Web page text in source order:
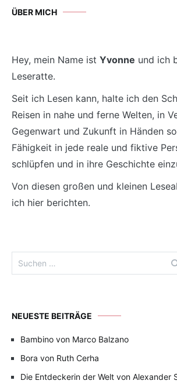
ÜBER MICH
Hey, mein Name ist Yvonne und ich
Leseratte.
Seit ich Lesen kann, halte ich den
Reisen in nahe und ferne Welten, in
Gegenwart und Zukunft in Händen
Fähigkeit in jede reale und fiktive
schlüpfen und in ihre Geschichte
Von diesen großen und kleinen
ich hier berichten.
nach:
NEUESTE BEITRÄGE
Bambino von Marco Balzano
Bora von Ruth Cerha
Die Entdeckerin der Welt von Alexander